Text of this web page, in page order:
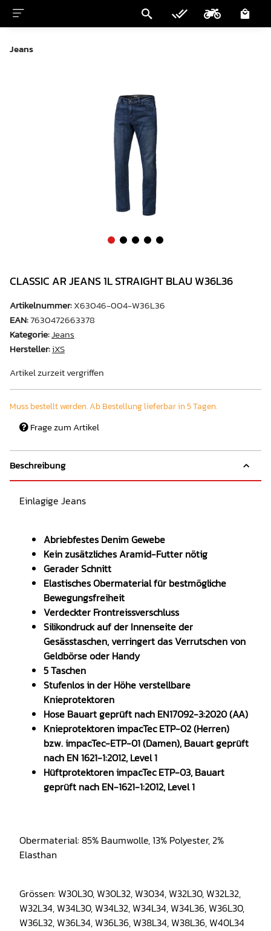
Jeans
CLASSIC AR JEANS 1L STRAIGHT BLAU W36L36
Artikelnummer:X63046-004-W36L36
EAN:7630472663378
Kategorie:Jeans
Hersteller:iXS
Artikel zurzeit vergriffen
Muss bestellt werden. Ab Bestellung lieferbar in 5 Tagen.
Frage zum Artikel
Beschreibung
Einlagige Jeans
Abriebfestes Denim Gewebe
Kein zusätzliches Aramid-Futter nötig
Gerader Schnitt
Elastisches Obermaterial für bestmögliche
Bewegungsfreiheit
Verdeckter Frontreissverschluss
Silikondruck auf der Innenseite der
Gesässtaschen, verringert das Verrutschen von
Geldbörse oder Handy
5 Taschen
Stufenlos in der Höhe verstellbare
Knieprotektoren
Hose Bauart geprüft nach EN17092-3:2020 (AA)
Knieprotektoren impacTec ETP-02 (Herren)
bzw. impacTec-ETP-01 (Damen), Bauart geprüft
nach EN 1621-1:2012, Level 1
Hüftprotektoren impacTec ETP-03, Bauart
geprüft nach EN-1621-1:2012, Level 1
Obermaterial: 85% Baumwolle, 13% Polyester, 2%
Elasthan
Grössen: W30L30, W30L32, W3034, W32L30, W32L32,
W32L34, W34L30, W34L32, W34L34, W34L36, W36L30,
W36L32, W36L34, W36L36, W38L34, W38L36, W40L34